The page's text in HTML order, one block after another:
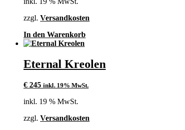
zzgl. Versandkosten
In den Warenkorb
Eternal Kreolen
€ 245 inkl. 19% MwSt.
inkl. 19 % MwSt.
zzgl. Versandkosten